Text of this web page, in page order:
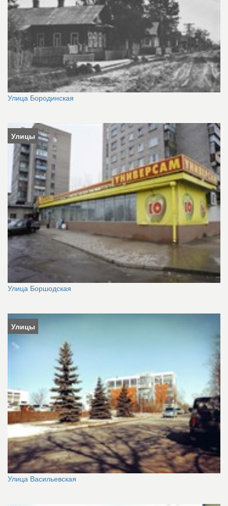
Улица Бородинская
Улицы
Улица Боршодская
Улицы
Улица Васильевская